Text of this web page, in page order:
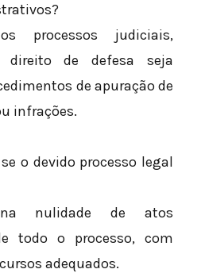
processos judiciais,
direito de defesa seja
de apuração de
infrações.
o devido processo legal
nulidade de atos
todo o processo, com
adequados.